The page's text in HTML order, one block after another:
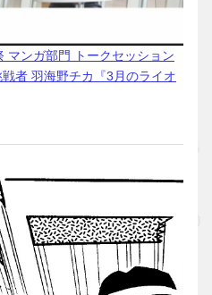
マンガ部門 トークセッション
戦者 羽海野チカ『3月のライオ